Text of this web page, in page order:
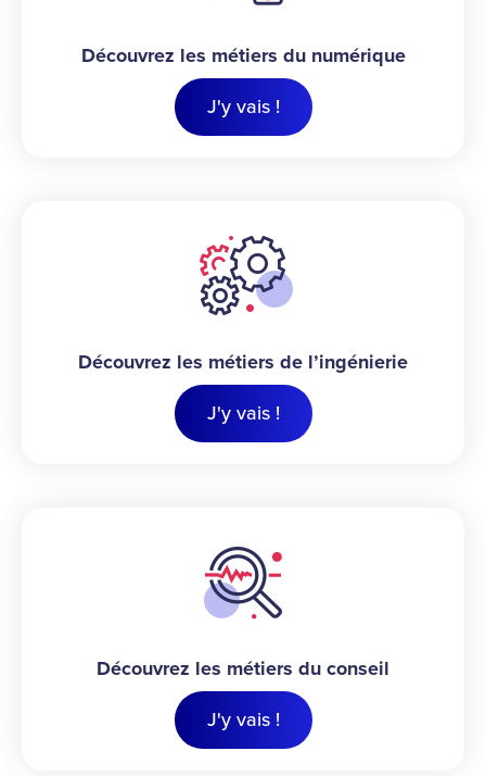
Découvrez les métiers du numérique
J'y vais !
Découvrez les métiers de l’ingénierie
J'y vais !
Découvrez les métiers du conseil
J'y vais !